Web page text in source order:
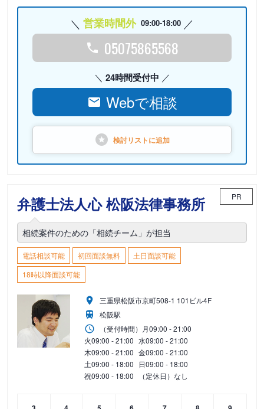
営業時間外 09:00-18:00
05075865568
24時間受付中
Webで相談
検討リストに追加
弁護士法人心 松阪法律事務所 PR
相続案件のための「相続チーム」が担当
電話相談可能 初回面談無料
土日面談可能
18時以降面談可能
三重県松阪市京町508-1 101ビル4F
松阪駅
（受付時間） 月09:00 - 21:00
火09:00 - 21:00 水09:00 - 21:00
木09:00 - 21:00 金09:00 - 21:00
土09:00 - 18:00 日09:00 - 18:00
祝09:00 - 18:00 （定休日）なし